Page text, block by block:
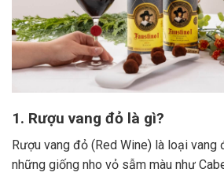
1. Rượu vang đỏ là gì?
Rượu vang đỏ (Red Wine) là loại
những giống nho vỏ sẫm màu như